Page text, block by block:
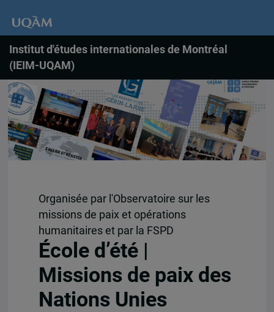
Institut d'études internationales de Montréal
(IEIM-UQAM)
Organisée par l'Observatoire sur les
missions de paix et opérations
humanitaires et par la FSPD
École d’été |
Missions de paix des
Nations Unies